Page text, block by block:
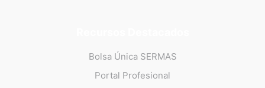
Bolsa Única SERMAS
Portal Profesional